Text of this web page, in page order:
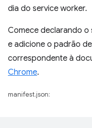
dia do service worker.
Comece declarando
e adicione o padrão
correspondente à
Chrome.
manifest.json: